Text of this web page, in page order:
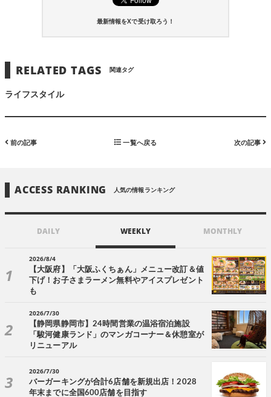
最新情報をXで受け取ろう！
RELATED TAGS 関連タグ
ライフスタイル
前の記事 一覧へ戻る 次の記事
ACCESS RANKING 人気の情報ランキング
DAILY WEEKLY MONTHLY
2026/8/4
【大阪府】「大阪ふくちぁん」メニュー改訂＆値
下げ！お子さまラーメン無料やアイスプレゼント
も
2026/7/30
【静岡県静岡市】24時間営業の温浴宿泊施設
「駿河健康ランド」のマンガコーナー＆休憩室が
リニューアル
2026/7/30
バーガーキングが合計6店舗を新規出店！2028
年末までに全国600店舗を目指す